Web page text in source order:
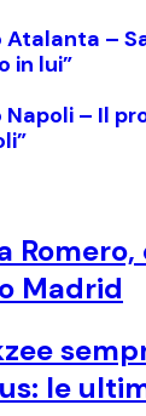
–
in lui”
– Il
Romero,
Madrid
le